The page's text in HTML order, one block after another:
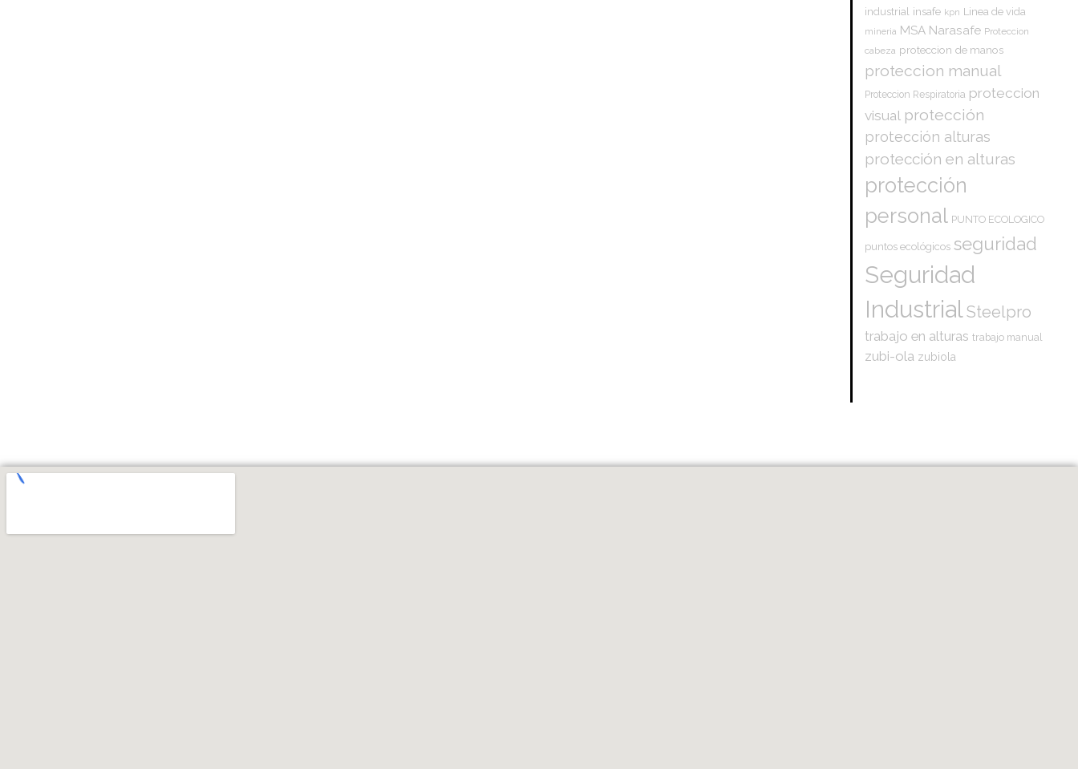
industrial insafe kpn Linea de vida
mineria MSA Narasafe Proteccion
cabeza proteccion de manos
proteccion manual
Proteccion Respiratoria proteccion
visual protección
protección alturas
protección en alturas
protección
personal PUNTO ECOLOGICO
puntos ecológicos seguridad
Seguridad
IndustrialSteelpro
trabajo en alturas trabajo manual
zubi-ola zubiola